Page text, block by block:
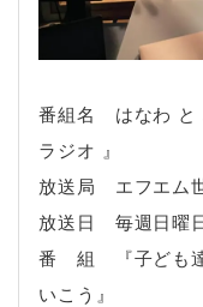
番組名 はなわ と
ラジオ 』
放送局 エフエム
放送日 毎週日曜
番 組 『子ども達
いこう』